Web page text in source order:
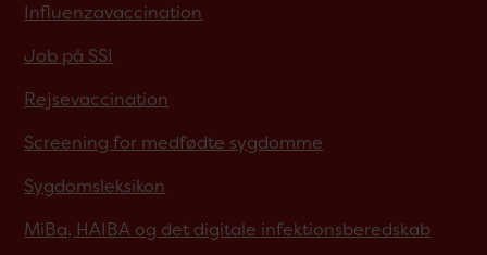
Influenzavaccination
Job på SSI
Rejsevaccination
Screening for medfødte sygdomme
Sygdomsleksikon
MiBa, HAIBA og det digitale infektionsberedskab